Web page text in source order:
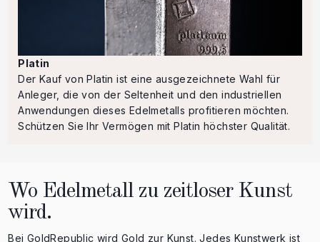
Platin
Der Kauf von Platin ist eine ausgezeichnete Wahl für
Anleger, die von der Seltenheit und den industriellen
Anwendungen dieses Edelmetalls profitieren möchten.
Schützen Sie Ihr Vermögen mit Platin höchster Qualität.
Wo Edelmetall zu zeitloser Kunst
wird.
Bei GoldRepublic wird Gold zur Kunst. Jedes Kunstwerk ist